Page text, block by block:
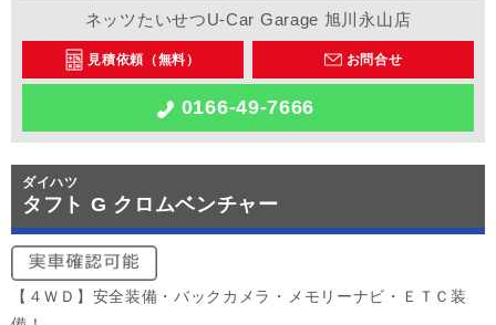
ネッツたいせつU-Car Garage 旭川永山店
見積依頼（無料） お問合せ
0166-49-7666
ダイハツ
タフト G クロムベンチャー
【４ＷＤ】安全装備・バックカメラ・メモリーナビ・ＥＴＣ装